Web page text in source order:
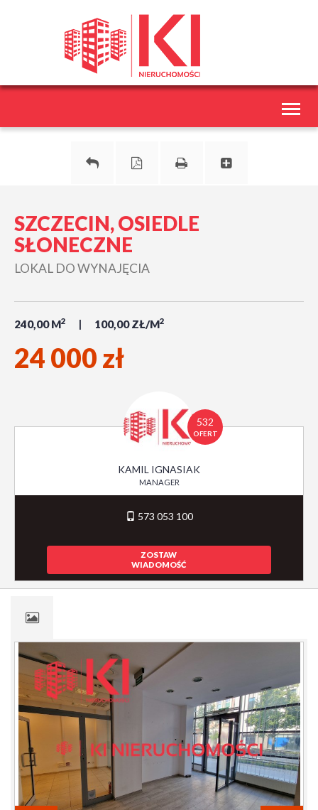
SZCZECIN, OSIEDLE
SŁONECZNE
LOKAL DO WYNAJĘCIA
240,00 M2 100,00 ZŁ/M2
24 000 zł
532
OFERT
KAMIL IGNASIAK
MANAGER
573 053 100
ZOSTAW
WIADOMOŚĆ